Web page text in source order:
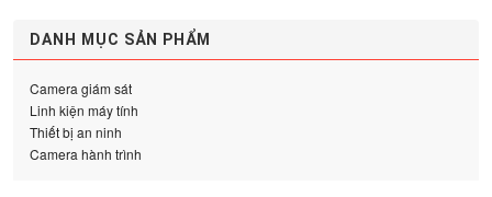
DANH MỤC SẢN PHẨM
Camera giám sát
Linh kiện máy tính
Thiết bị an ninh
Camera hành trình